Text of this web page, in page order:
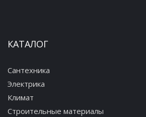
КАТАЛОГ
Сантехника
Электрика
Климат
Строительные материалы